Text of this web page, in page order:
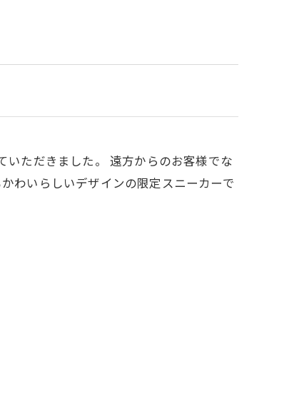
いただきました。 遠方からのお客様でな
わいらしいデザインの限定スニーカーで